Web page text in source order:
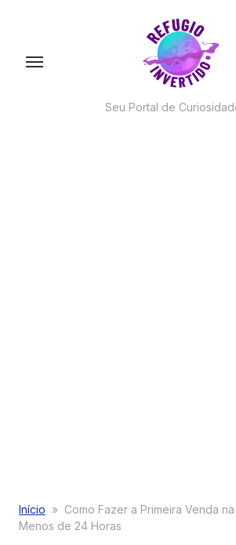
Seu Portal de
Início » Como Fazer a Primeira Venda
Menos de 24 Horas